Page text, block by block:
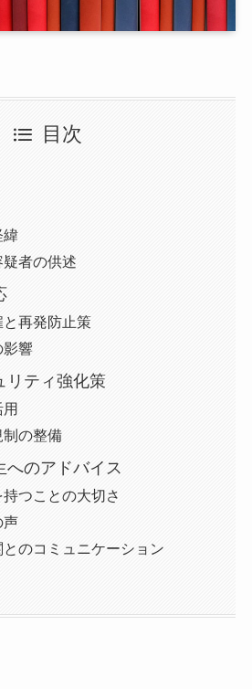
目次
緯
者の供述
再発防止策
影響
リティ強化策
用
の整備
へのアドバイス
つことの大切さ
声
のコミュニケーション